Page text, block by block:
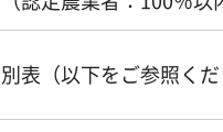
別表（以下をご参照くだ